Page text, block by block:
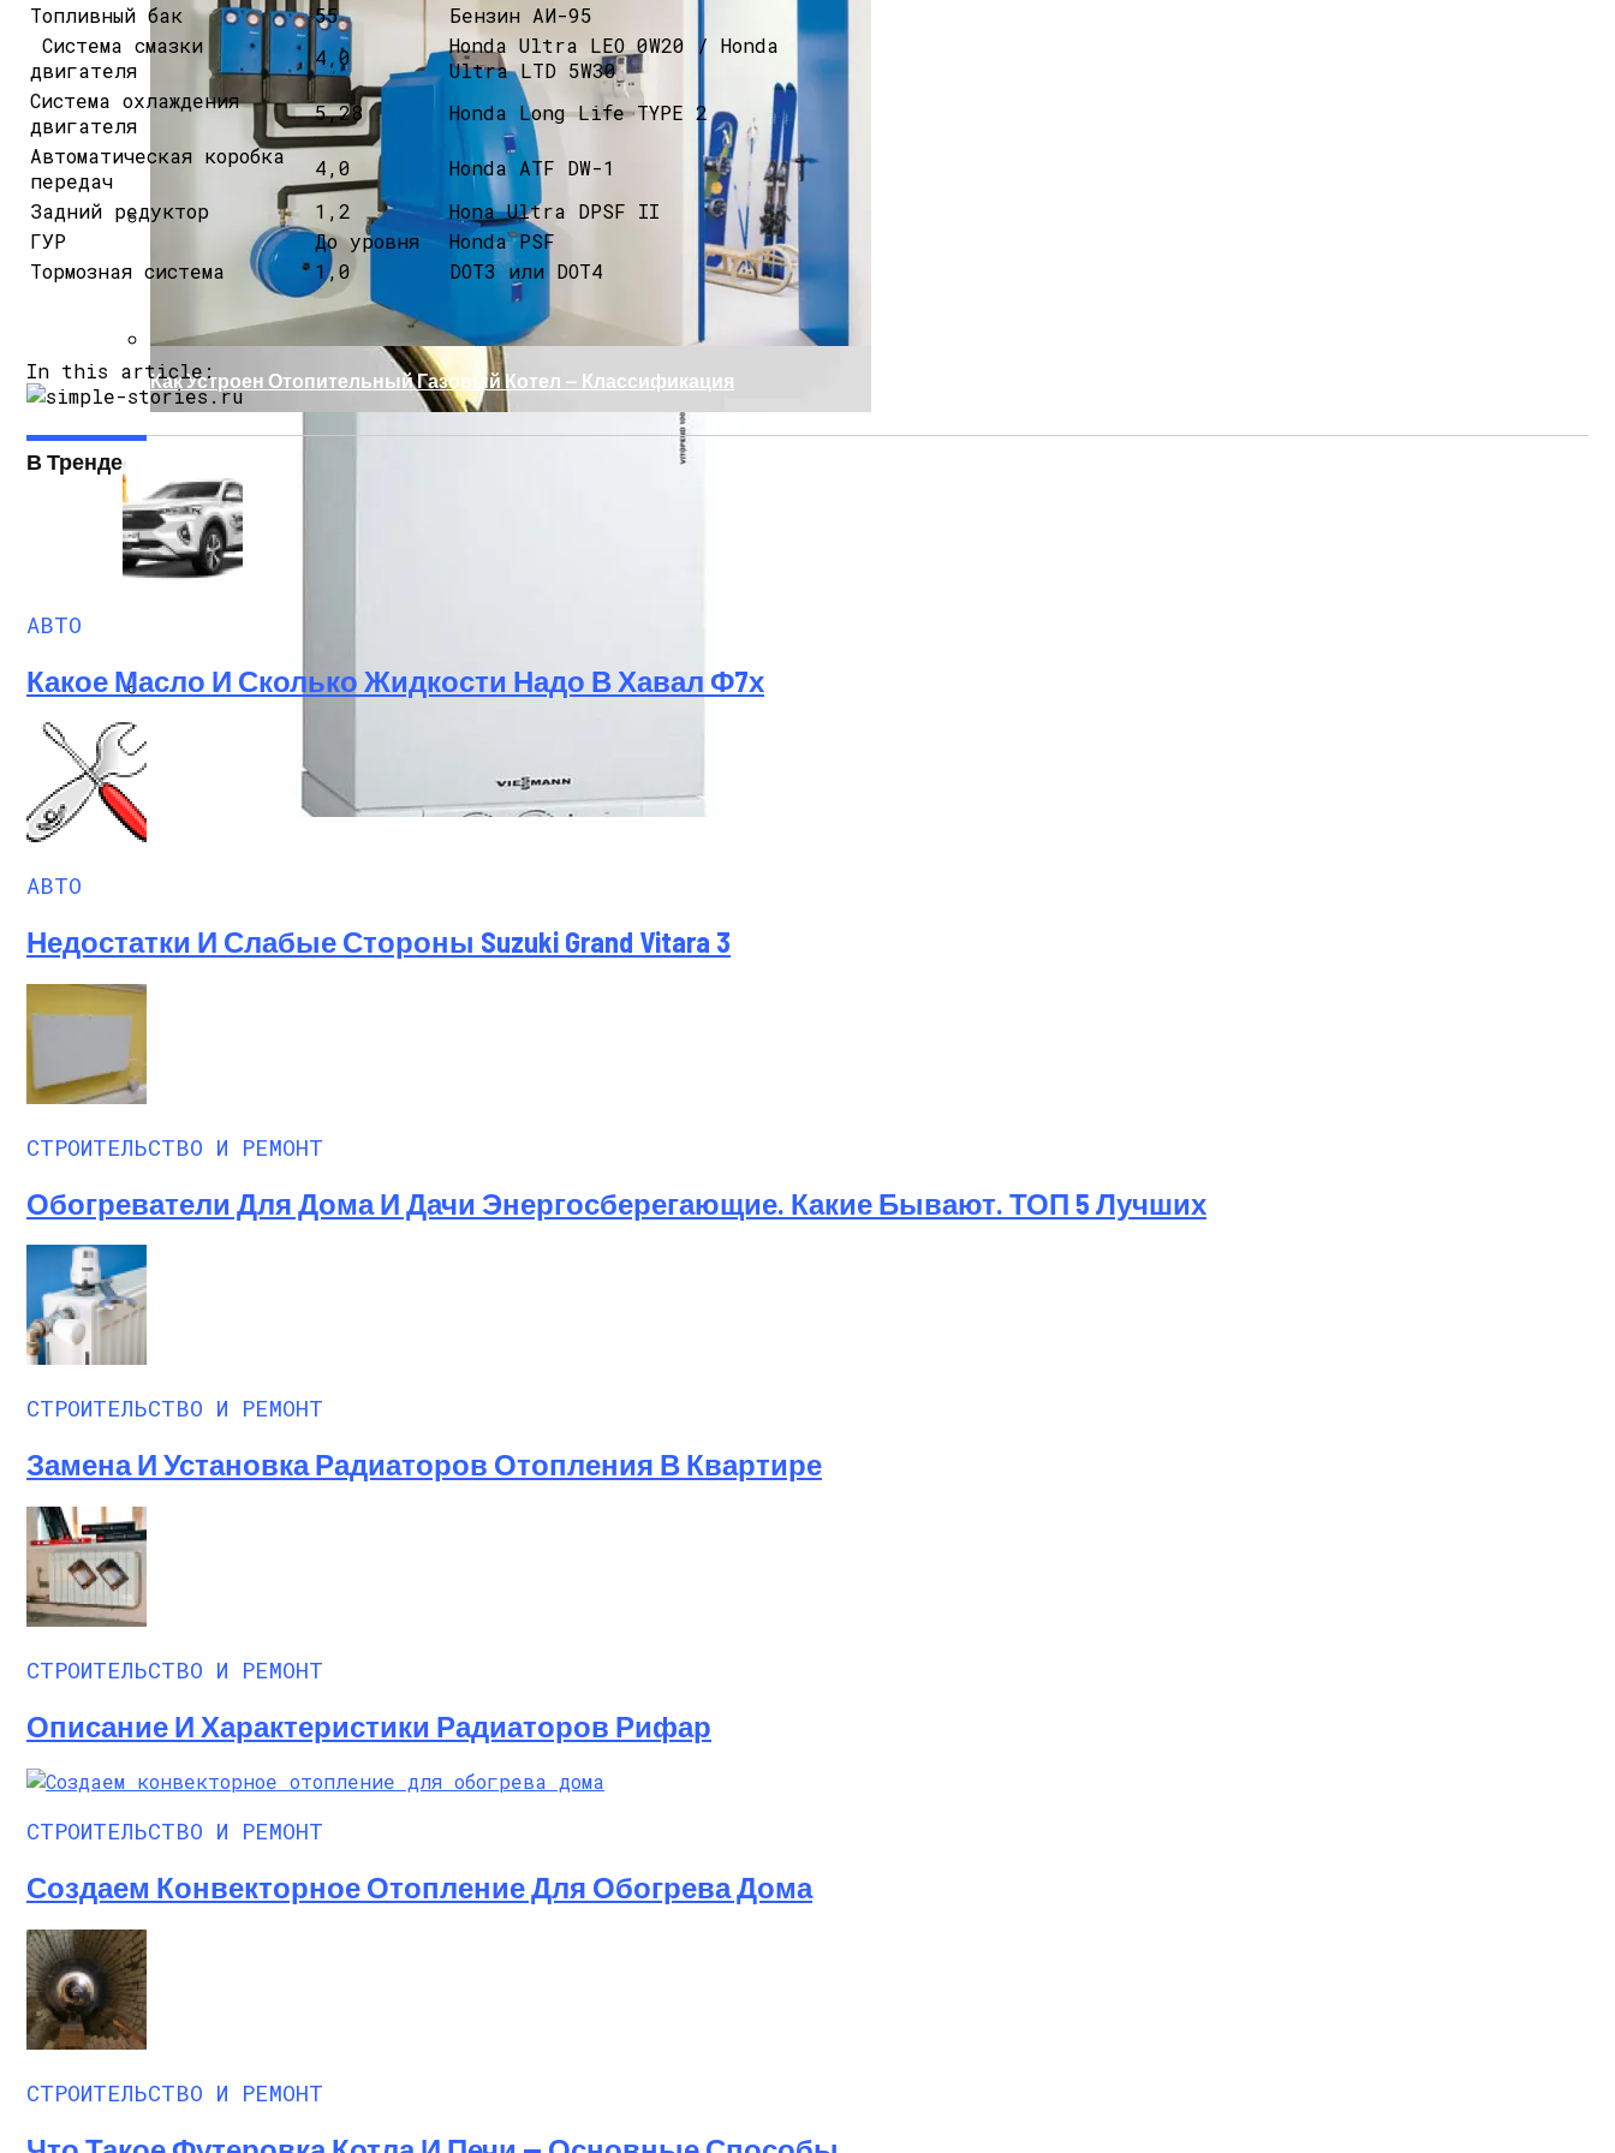
Какое Масло И Сколько Жидкости Заливать В Лифан Солано II
Как Устроен Отопительный Газовый Котел — Классификация
Топливный бак 55
Бензин АИ-95
Система смазки
двигателя
4,0
Honda Ultra LEO 0W20 / Honda
Ultra LTD 5W30
Система охлаждения
двигателя
5,28
Honda Long Life TYPE 2
Автоматическая коробка
передач
4,0
Honda ATF DW-1
Задний редуктор
1,2
Hona Ultra DPSF II
ГУР
До уровня
Honda PSF
Тормозная система
1,0 DOT3 или DOT4
In this article:
В Тренде
АВТО
Какое Масло И Сколько Жидкости Надо В Хавал Ф7х
АВТО
Недостатки И Слабые Стороны Suzuki Grand Vitara 3
СТРОИТЕЛЬСТВО И РЕМОНТ
Обогреватели Для Дома И Дачи Энергосберегающие. Какие Бывают. ТОП 5 Лучших
СТРОИТЕЛЬСТВО И РЕМОНТ
Замена И Установка Радиаторов Отопления В Квартире
СТРОИТЕЛЬСТВО И РЕМОНТ
Описание И Характеристики Радиаторов Рифар
СТРОИТЕЛЬСТВО И РЕМОНТ
Создаем Конвекторное Отопление Для Обогрева Дома
СТРОИТЕЛЬСТВО И РЕМОНТ